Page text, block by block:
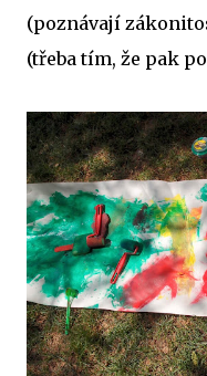
(poznávají
(třeba tím, že pak